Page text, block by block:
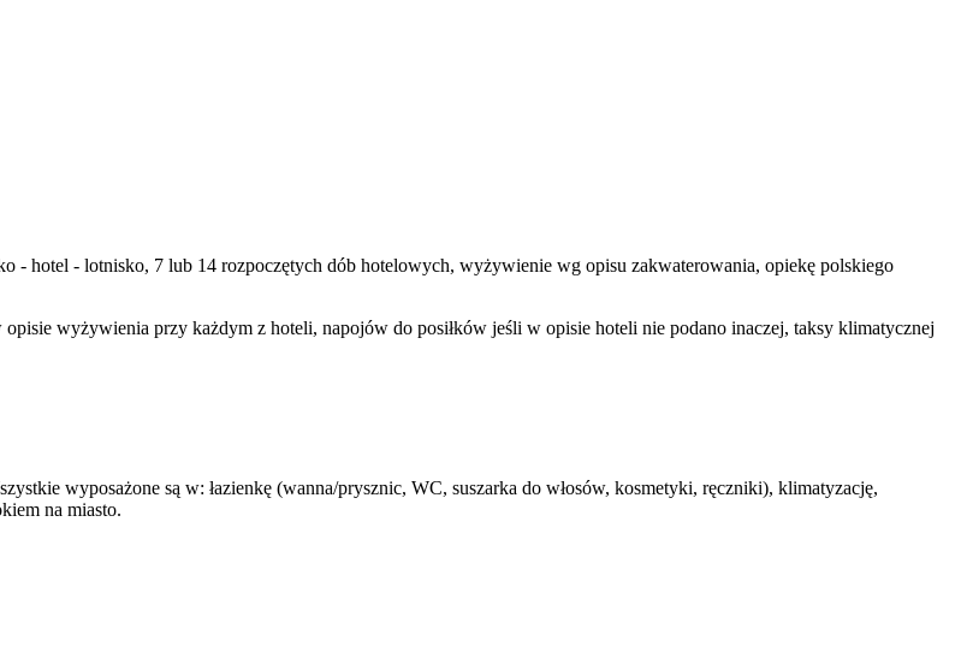
- hotel - lotnisko, 7 lub 14 rozpoczętych dób hotelowych, wyżywienie wg opisu zakwaterowania, opiekę polskiego
wyżywienia przy każdym z hoteli, napojów do posiłków jeśli w opisie hoteli nie podano inaczej, taksy klimatycznej
wyposażone są w: łazienkę (wanna/prysznic, WC, suszarka do włosów, kosmetyki, ręczniki), klimatyzację,
na miasto.